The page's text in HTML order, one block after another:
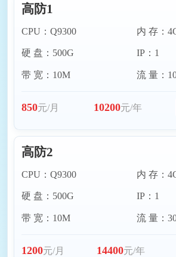
马来西亚服务器
阿联
孟加拉国服务器
高防1
CPU：Q9300
硬 盘：500G
带 宽：10M
内 存：
IP：1
流 量：
850元/月 10200元/年
高防2
CPU：Q9300
硬 盘：500G
带 宽：10M
内 存：
IP：1
流 量：
1200元/月 14400元/年